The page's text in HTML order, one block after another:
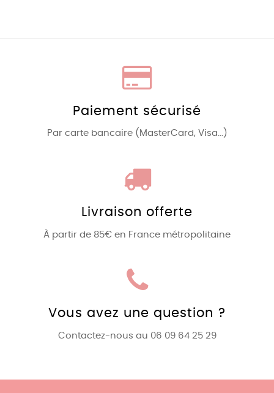
Paiement sécurisé
Par carte bancaire (MasterCard, Visa...)
Livraison offerte
À partir de 85€ en France métropolitaine
Vous avez une question ?
Contactez-nous au 06 09 64 25 29